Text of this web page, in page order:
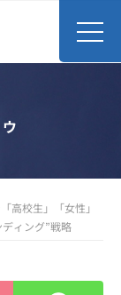
高校生」「女性」
ィング”戦略